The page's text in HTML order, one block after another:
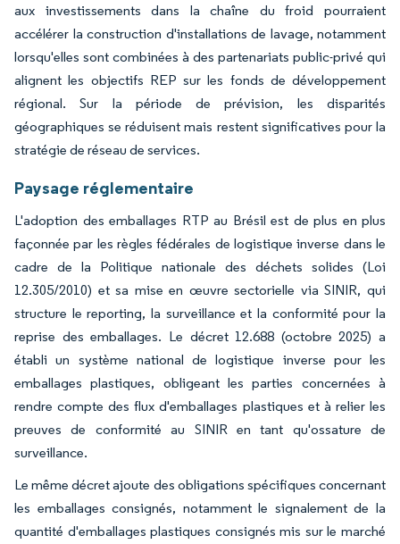
aux investissements dans la chaîne du froid pourraient
accélérer la construction d'installations de lavage, notamment
lorsqu'elles sont combinées à des partenariats public-privé qui
alignent les objectifs REP sur les fonds de développement
régional. Sur la période de prévision, les disparités
géographiques se réduisent mais restent significatives pour la
stratégie de réseau de services.
Paysage réglementaire
L'adoption des emballages RTP au Brésil est de plus en plus
façonnée par les règles fédérales de logistique inverse dans le
cadre de la Politique nationale des déchets solides (Loi
12.305/2010) et sa mise en œuvre sectorielle via SINIR, qui
structure le reporting, la surveillance et la conformité pour la
reprise des emballages. Le décret 12.688 (octobre 2025) a
établi un système national de logistique inverse pour les
emballages plastiques, obligeant les parties concernées à
rendre compte des flux d'emballages plastiques et à relier les
preuves de conformité au SINIR en tant qu'ossature de
surveillance.
Le même décret ajoute des obligations spécifiques concernant
les emballages consignés, notamment le signalement de la
quantité d'emballages plastiques consignés mis sur le marché